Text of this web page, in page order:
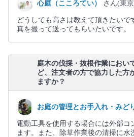
心庭（こころてい） さん(東
どうしても高さは教えて頂きたいで
真を撮って送ってもらいたいです。
庭木の伐採・抜根作業におい
ど、注文者の方で協力した方
ますか？
お庭の管理とお手入れ・みど
電動工具を使用する場合には外部コ
ます。また、除草作業後の清掃に水